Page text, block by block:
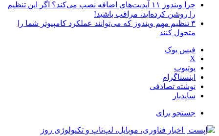
چرا ویندوز ۱۱ آپدیت‌های اضافه نصب می‌کند؟ اگر این تنظیم
را روشن کرده‌اید، مراقب باشید!
۳ تنظیم مهم ویندوز که می‌توانند عملکرد کامپیوتر شما را
متحول کنند
فیس بوک
X
یوتیوب
اینستاگرام
نوشته تصادفی
سایدبار
جستجو برای